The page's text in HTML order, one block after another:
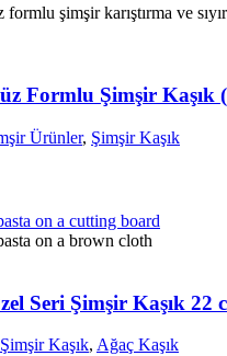
Formlu Şimşir Kaşık
Ürünler, Şimşir Kaşık
Seri Şimşir Kaşık 22
Şimşir Kaşık, Ağaç Kaşık